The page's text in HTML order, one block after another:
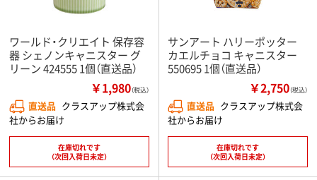
ワールド・クリエイト 保存容
器 シェノンキャニスター グ
リーン 424555 1個（直送品）
￥1,980（税込）
直送品 クラスアップ株式会
社からお届け
在庫切れです
（次回入荷日未定）
サンアート ハリーポッター
カエルチョコ キャニスター
550695 1個（直送品）
￥2,750（税込）
直送品 クラスアップ株式会
社からお届け
在庫切れです
（次回入荷日未定）